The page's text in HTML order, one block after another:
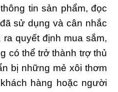
tin sản phẩm, đọc
sử dụng và cân nhắc
quyết định mua sắm,
có thể trở thành trợ thủ
bị những mẻ xôi thơm
hàng hoặc người